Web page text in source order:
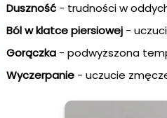
Duszność- trudności w
Ból w klatce piersiowej -
Gorączka - podwyższona
Wyczerpanie - uczucie